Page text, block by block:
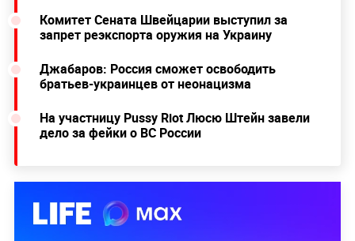
Комитет Сената Швейцарии выступил за
запрет реэкспорта оружия на Украину
Джабаров: Россия сможет освободить
братьев-украинцев от неонацизма
На участницу Pussy Riot Люсю Штейн завели
дело за фейки о ВС России